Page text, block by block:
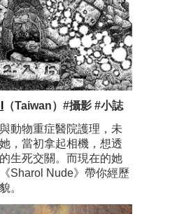
（Taiwan）#攝影 #小誌
動物重症醫院護理，未
，當初拿起相機，想透
生死交關。而現在的她
Sharol Nude》帶你經歷
。